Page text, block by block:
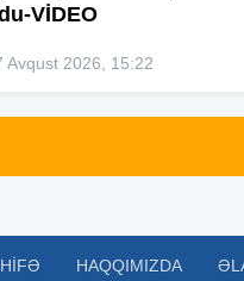
VİDEO
Avqust 2026, 15:22
HAQQIMIZDA